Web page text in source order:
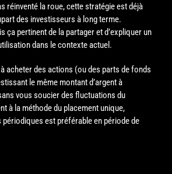
réinventé la roue, cette stratégie est déjà
des investisseurs à long terme.
ça pertinent de la partager et d’expliquer un
dans le contexte actuel.
acheter des actions (ou des parts de fonds
le même montant d’argent à
vous soucier des fluctuations du
à la méthode du placement unique,
périodiques est préférable en période de